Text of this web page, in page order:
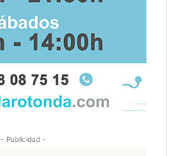
- Publicidad -